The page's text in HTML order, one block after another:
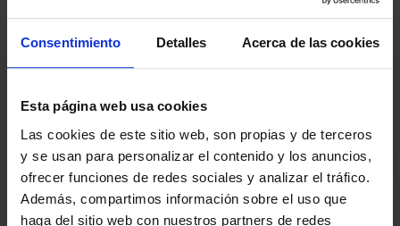
Consentimiento Detalles Acerca de las cookies
Esta página web usa cookies
Las cookies de este sitio web, son propias y de terceros
y se usan para personalizar el contenido y los anuncios,
ofrecer funciones de redes sociales y analizar el tráfico.
Además, compartimos información sobre el uso que
haga del sitio web con nuestros partners de redes
ES EU
NOTICIAS
PLANTILLA
ENTRADAS
NEWSLETTER
últimas noticias y promociones del club.
Email
He leído y acepto laPolítica de privacidaddel SASKI BASKONIA